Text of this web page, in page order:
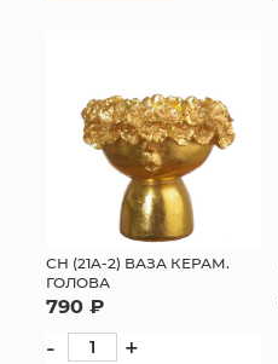
СН (21A-2) ВАЗА КЕРАМ.
ГОЛОВА
790 ₽
- +